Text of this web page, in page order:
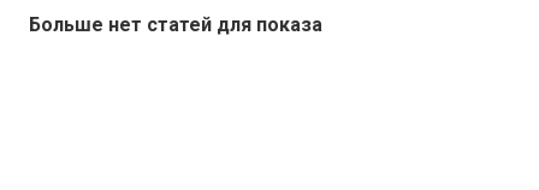
Больше нет статей для показа